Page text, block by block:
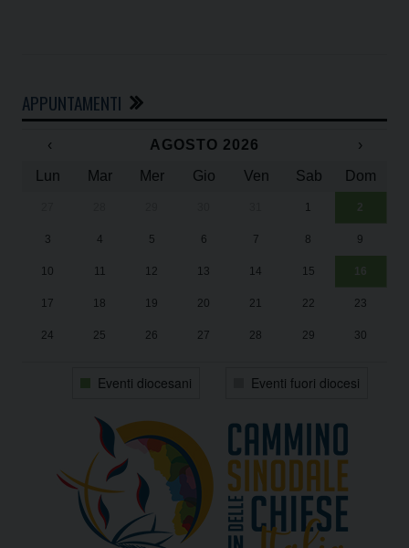
APPUNTAMENTI
‹ AGOSTO 2026
›
Lun
Mar Mer Gio Ven Sab Dom
1 2
3 4 5 6 7 8 9
10 11 12 13 14 15 16
17 18 19 20 21 22 23
24 25 26 27 28 29 30
Eventi diocesani Eventi fuori diocesi